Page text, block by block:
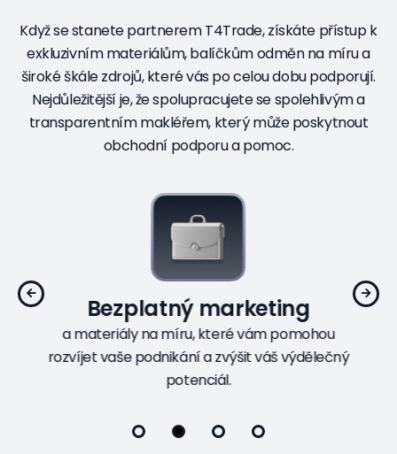
Když se stanete partnerem T4Trade, získáte přístup k
exkluzivním materiálům, balíčkům odměn na míru a
široké škále zdrojů, které vás po celou dobu podporují.
Nejdůležitější je, že spolupracujete se spolehlivým a
transparentním makléřem, který může poskytnout
obchodní podporu a pomoc.
Bezplatný marketing
a materiály na míru, které vám pomohou
rozvíjet vaše podnikání a zvýšit váš výdělečný
potenciál.